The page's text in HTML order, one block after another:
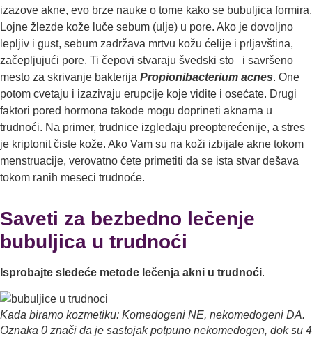
izazove akne, evo brze nauke o tome kako se bubulјica formira.
Lojne žlezde kože luče sebum (ulјe) u pore. Ako je dovolјno
leplјiv i gust, sebum zadržava mrtvu kožu ćelije i prlјavština,
začeplјujući pore. Ti čepovi stvaraju švedski sto i savršeno
mesto za skrivanje bakterija Propionibacterium acnes. One
potom cvetaju i izazivaju erupcije koje vidite i osećate. Drugi
faktori pored hormona takođe mogu doprineti aknama u
trudnoći. Na primer, trudnice izgledaju preopterećenije, a stres
je kriptonit čiste kože. Ako Vam su na koži izbijale akne tokom
menstruacije, verovatno ćete primetiti da se ista stvar dešava
tokom ranih meseci trudnoće.
Saveti za bezbedno lečenje
bubuljica u trudnoći
Isprobajte sledeće metode lečenja akni u trudnoći.
Kada biramo kozmetiku: Komedogeni NE, nekomedogeni DA.
Oznaka 0 znači da je sastojak potpuno nekomedogen, dok su 4